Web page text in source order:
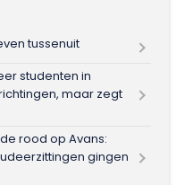
tussenuit
studenten in
maar zegt
rood op Avans:
gingen